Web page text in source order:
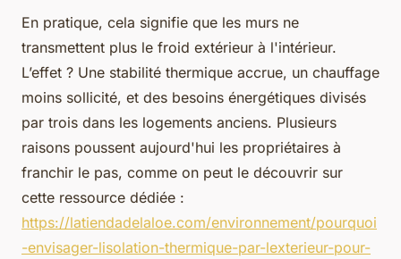
En pratique, cela signifie que les murs ne
transmettent plus le froid extérieur à l'intérieur.
L’effet ? Une stabilité thermique accrue, un chauffage
moins sollicité, et des besoins énergétiques divisés
par trois dans les logements anciens. Plusieurs
raisons poussent aujourd'hui les propriétaires à
franchir le pas, comme on peut le découvrir sur
cette ressource dédiée :
https://latiendadelaloe.com/environnement/pourquoi
-envisager-lisolation-thermique-par-lexterieur-pour-